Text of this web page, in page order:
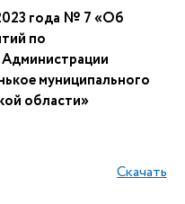
года № 7 «Об
по
муниципального
области»
Скачать